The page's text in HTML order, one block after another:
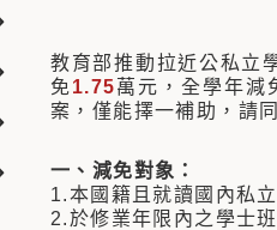
教育部推動拉近公私立
免1.75萬元，全學年減
案，僅能擇一補助，請
一、減免對象：
1.本國籍且就讀國內私
2.於修業年限內之學士